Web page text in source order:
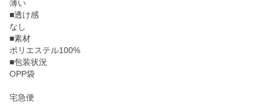
薄い
■透け感
なし
■素材
ポリエステル100%
■包装状況
OPP袋
宅急便